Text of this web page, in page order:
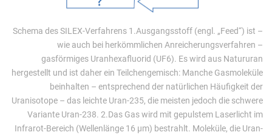
Schema des SILEX-Verfahrens 1.Ausgangsstoff (engl. „Feed“) ist –
wie auch bei herkömmlichen Anreicherungsverfahren –
gasförmiges Uranhexafluorid (UF6). Es wird aus Natururan
hergestellt und ist daher ein Teilchengemisch: Manche Gasmoleküle
beinhalten – entsprechend der natürlichen Häufigkeit der
Uranisotope – das leichte Uran-235, die meisten jedoch die schwere
Variante Uran-238. 2.Das Gas wird mit gepulstem Laserlicht im
Infrarot-Bereich (Wellenlänge 16 µm) bestrahlt. Moleküle, die Uran-